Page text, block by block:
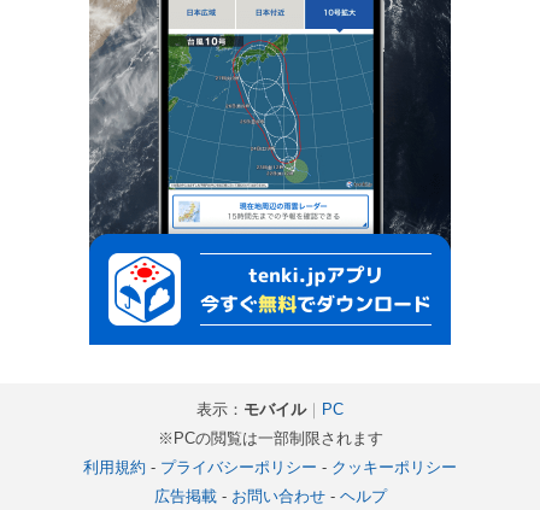
表示： モバイル｜ PC
※PCの閲覧は一部制限されます
利用規約 - プライバシーポリシー - クッキーポリシー
広告掲載- お問い合わせ- ヘルプ